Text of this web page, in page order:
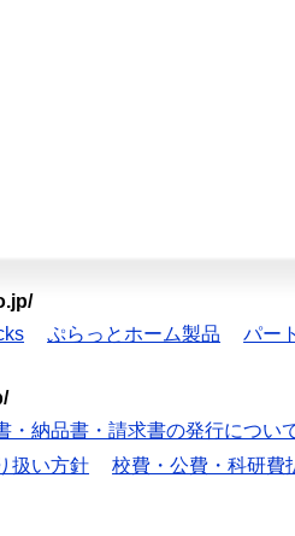
ぷらっとホーム製品 パー
・納品書・請求書の発行につい
扱い方針 校費・公費・科研費